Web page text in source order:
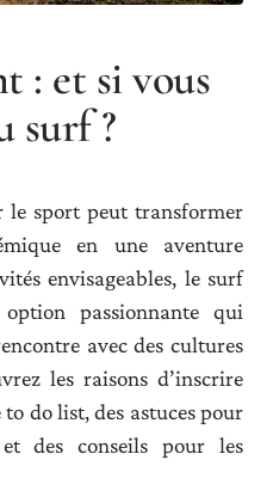
: et si vous
surf ?
le sport peut transformer
en une aventure
envisageables, le surf
passionnante qui
avec des cultures
les raisons d’inscrire
do list, des astuces pour
des conseils pour les